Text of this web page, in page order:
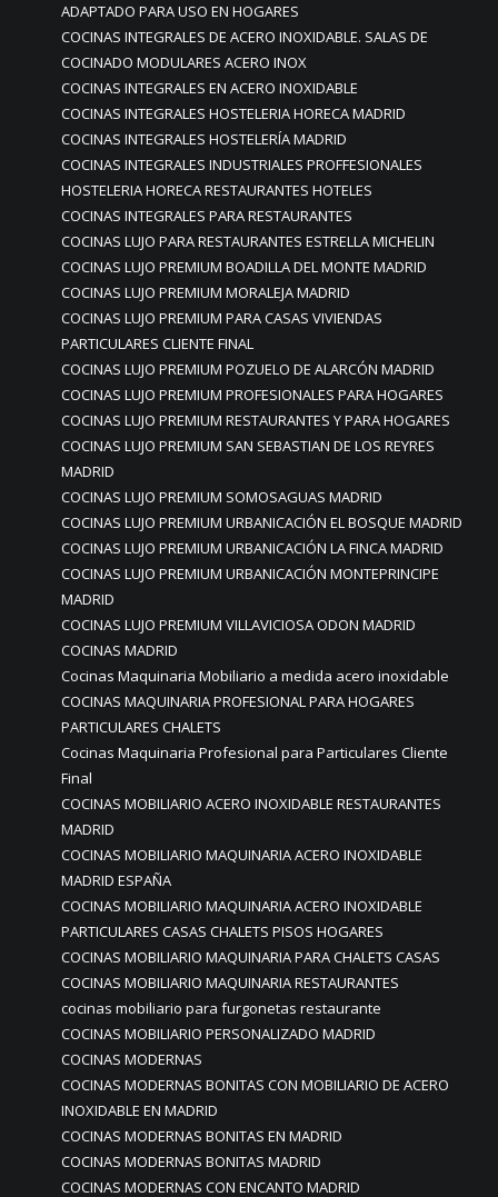
ADAPTADO PARA USO EN HOGARES
COCINAS INTEGRALES DE ACERO INOXIDABLE. SALAS DE
COCINADO MODULARES ACERO INOX
COCINAS INTEGRALES EN ACERO INOXIDABLE
COCINAS INTEGRALES HOSTELERIA HORECA MADRID
COCINAS INTEGRALES HOSTELERÍA MADRID
COCINAS INTEGRALES INDUSTRIALES PROFFESIONALES
HOSTELERIA HORECA RESTAURANTES HOTELES
COCINAS INTEGRALES PARA RESTAURANTES
COCINAS LUJO PARA RESTAURANTES ESTRELLA MICHELIN
COCINAS LUJO PREMIUM BOADILLA DEL MONTE MADRID
COCINAS LUJO PREMIUM MORALEJA MADRID
COCINAS LUJO PREMIUM PARA CASAS VIVIENDAS
PARTICULARES CLIENTE FINAL
COCINAS LUJO PREMIUM POZUELO DE ALARCÓN MADRID
COCINAS LUJO PREMIUM PROFESIONALES PARA HOGARES
COCINAS LUJO PREMIUM RESTAURANTES Y PARA HOGARES
COCINAS LUJO PREMIUM SAN SEBASTIAN DE LOS REYRES
MADRID
COCINAS LUJO PREMIUM SOMOSAGUAS MADRID
COCINAS LUJO PREMIUM URBANICACIÓN EL BOSQUE MADRID
COCINAS LUJO PREMIUM URBANICACIÓN LA FINCA MADRID
COCINAS LUJO PREMIUM URBANICACIÓN MONTEPRINCIPE
MADRID
COCINAS LUJO PREMIUM VILLAVICIOSA ODON MADRID
COCINAS MADRID
Cocinas Maquinaria Mobiliario a medida acero inoxidable
COCINAS MAQUINARIA PROFESIONAL PARA HOGARES
PARTICULARES CHALETS
Cocinas Maquinaria Profesional para Particulares Cliente
Final
COCINAS MOBILIARIO ACERO INOXIDABLE RESTAURANTES
MADRID
COCINAS MOBILIARIO MAQUINARIA ACERO INOXIDABLE
MADRID ESPAÑA
COCINAS MOBILIARIO MAQUINARIA ACERO INOXIDABLE
PARTICULARES CASAS CHALETS PISOS HOGARES
COCINAS MOBILIARIO MAQUINARIA PARA CHALETS CASAS
COCINAS MOBILIARIO MAQUINARIA RESTAURANTES
cocinas mobiliario para furgonetas restaurante
COCINAS MOBILIARIO PERSONALIZADO MADRID
COCINAS MODERNAS
COCINAS MODERNAS BONITAS CON MOBILIARIO DE ACERO
INOXIDABLE EN MADRID
COCINAS MODERNAS BONITAS EN MADRID
COCINAS MODERNAS BONITAS MADRID
COCINAS MODERNAS CON ENCANTO MADRID